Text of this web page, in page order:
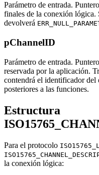
Parámetro de entrada.
finales de la conexión lógica.
devolverá
pChannelID
Parámetro de entrada.
reservada por la aplicación.
contendrá el identificador del
posteriores a las funciones.
Estructura
Para el protocolo
la conexión lógica: